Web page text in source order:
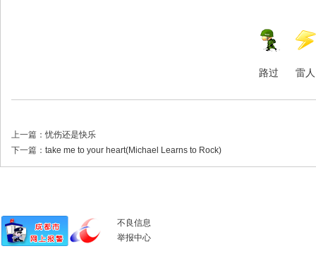
路过 雷人
上一篇：忧伤还是快乐
下一篇： take me to your heart(Michael Learns to Rock)
不良信息
举报中心